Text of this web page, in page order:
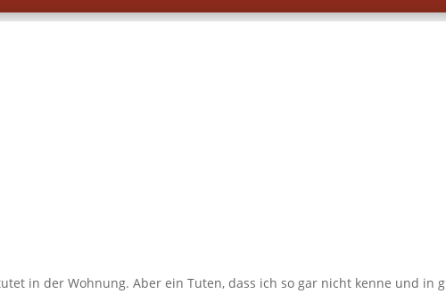
in der Wohnung. Aber ein Tuten, dass ich so gar nicht kenne und